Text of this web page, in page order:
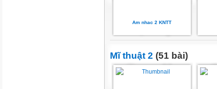
Am nhac 2 KNTT
Mĩ thuật 2 (51 bài)